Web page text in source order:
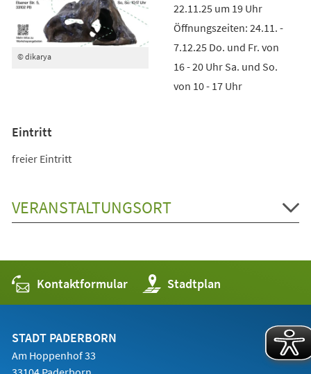
© dikarya
22.11.25 um 19 Uhr
Öffnungszeiten: 24.11. -
7.12.25 Do. und Fr. von
16 - 20 Uhr Sa. und So.
von 10 - 17 Uhr
Eintritt
freier Eintritt
VERANSTALTUNGSORT
Kontaktformular Stadtplan
(Öffnet
in
einem
STADT PADERBORN
Am Hoppenhof 33